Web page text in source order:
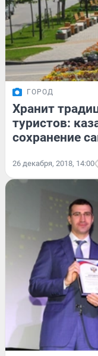
ГОРОД
Хранит
туристов:
сохранение
26 декабря, 2018, 14:00